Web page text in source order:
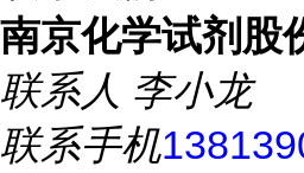
南京化学试剂股
联系人 李小龙
联系手机